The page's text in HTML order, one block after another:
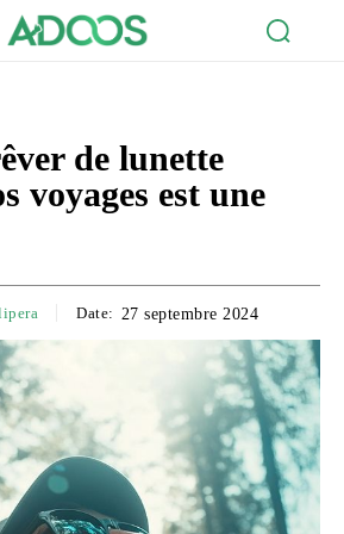
de lunette
voyages est une
Date: 27 septembre 2024